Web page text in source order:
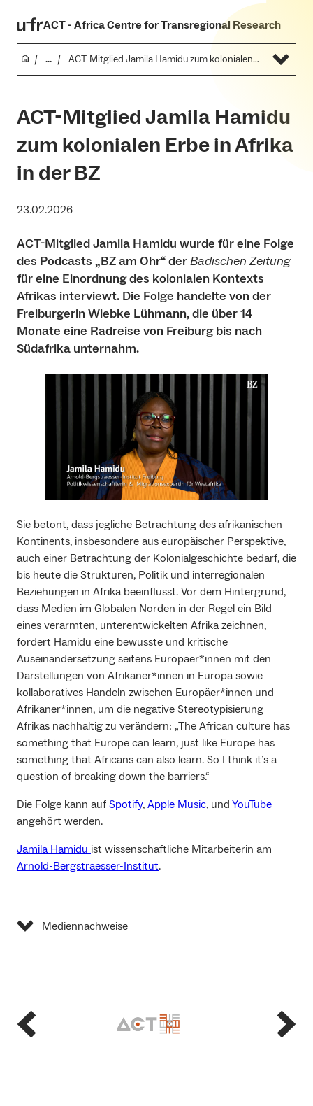
ACT - Africa Centre for Transregional Research
... ACT-Mitglied Jamila Hamidu zum kolonialen Erbe in Afrika in der BZ
ACT-Mitglied Jamila Hamidu
zum kolonialen Erbe in Afrika
in der BZ
23.02.2026
ACT-Mitglied Jamila Hamidu wurde für eine Folge
des Podcasts „BZ am Ohr“ derBadischen Zeitung
für eine Einordnung des kolonialen Kontexts
Afrikas interviewt. Die Folge handelte von der
Freiburgerin Wiebke Lühmann, die über 14
Monate eine Radreise von Freiburg bis nach
Südafrika unternahm.
Sie betont, dass jegliche Betrachtung des afrikanischen
Kontinents, insbesondere aus europäischer Perspektive,
auch einer Betrachtung der Kolonialgeschichte bedarf, die
bis heute die Strukturen, Politik und interregionalen
Beziehungen in Afrika beeinflusst. Vor dem Hintergrund,
dass Medien im Globalen Norden in der Regel ein Bild
eines verarmten, unterentwickelten Afrika zeichnen,
fordert Hamidu eine bewusste und kritische
Auseinandersetzung seitens Europäer*innen mit den
Darstellungen von Afrikaner*innen in Europa sowie
kollaboratives Handeln zwischen Europäer*innen und
Afrikaner*innen, um die negative Stereotypisierung
Afrikas nachhaltig zu verändern: „The African culture has
something that Europe can learn, just like Europe has
something that Africans can also learn. So I think it’s a
question of breaking down the barriers.“
Die Folge kann auf Spotify, Apple Music, und YouTube
angehört werden.
Jamila Hamidu ist wissenschaftliche Mitarbeiterin am
Arnold-Bergstraesser-Institut.
Mediennachweise